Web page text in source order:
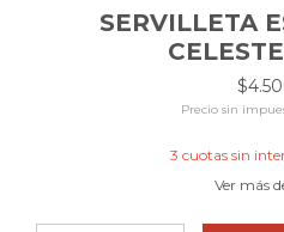
SERVILLETA
Precio sin
3 cuotas sin
Ver más